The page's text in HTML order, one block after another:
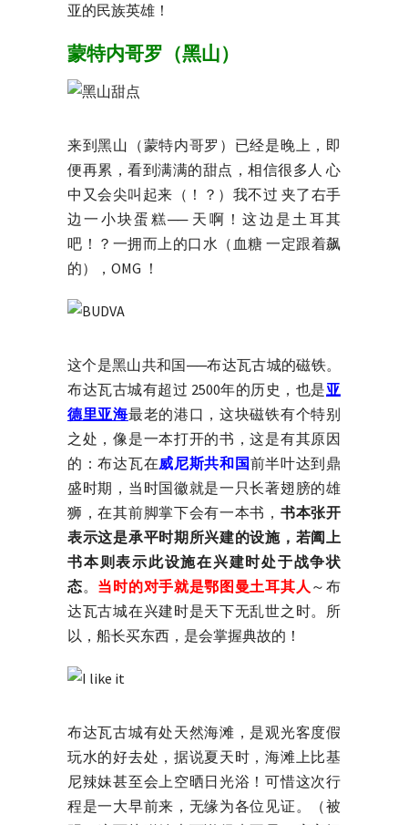
亚的民族英雄！
蒙特内哥罗（黑山）
来到黑山（蒙特内哥罗）已经是晚上，即
便再累，看到满满的甜点，相信很多人 心
中又会尖叫起来（！？）我不过 夹了右手
边一小块蛋糕── 天啊！这边是土耳其
吧！？一拥而上的口水（血糖 一定跟着飙
的），OMG ！
这个是黑山共和国──布达瓦古城的磁铁。
布达瓦古城有超过 2500年的历史，也是亚
德里亚海最老的港口，这块磁铁有个特别
之处，像是一本打开的书，这是有其原因
的：布达瓦在威尼斯共和国前半叶达到鼎
盛时期，当时国徽就是一只长著翅膀的雄
狮，在其前脚掌下会有一本书， 书本张开
表示这是承平时期所兴建的设施，若阖上
书本则表示此设施在兴建时处于战争状
态。 当时的对手就是鄂图曼土耳其人 ～布
达瓦古城在兴建时是天下无乱世之时。所
以，船长买东西，是会掌握典故的！
布达瓦古城有处天然海滩，是观光客度假
玩水的好去处，据说夏天时，海滩上比基
尼辣妹甚至会上空晒日光浴！可惜这次行
程是一大早前来，无缘为各位见证。（被